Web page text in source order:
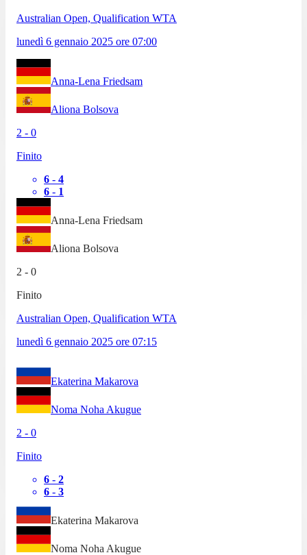
Australian Open, Qualification WTA
lunedì 6 gennaio 2025 ore 07:00
Anna-Lena Friedsam
Aliona Bolsova
2 - 0
Finito
6 - 4
6 - 1
Anna-Lena Friedsam
Aliona Bolsova
2 - 0
Finito
Australian Open, Qualification WTA
lunedì 6 gennaio 2025 ore 07:15
Ekaterina Makarova
Noma Noha Akugue
2 - 0
Finito
6 - 2
6 - 3
Ekaterina Makarova
Noma Noha Akugue